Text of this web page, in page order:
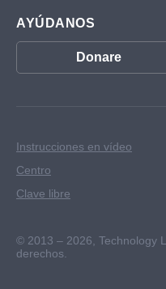
AYÚDANOS
Donare
Instrucciones en vídeo
Centro
Clave libre
© 2013 – 2026, Technology
derechos.